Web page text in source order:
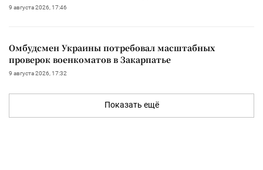
9 августа 2026, 17:46
Омбудсмен Украины потребовал масштабных
проверок военкоматов в Закарпатье
9 августа 2026, 17:32
Показать ещё